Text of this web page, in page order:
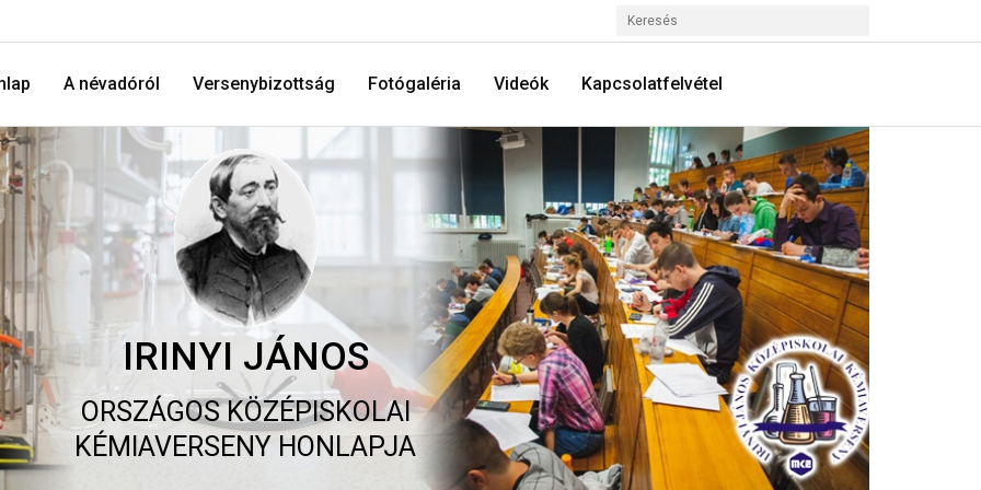
A névadóról Versenybizottság Fotógaléria Videók Kapcsolatfelvétel
IRINYI JÁNOS
ORSZÁGOS KÖZÉPISKOLAI
KÉMIAVERSENY HONLAPJA